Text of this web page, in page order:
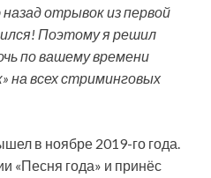
отрывок из первой
Поэтому я решил
по вашему времени
на всех стриминговых
в ноябре 2019-го года.
«Песня года» и принёс